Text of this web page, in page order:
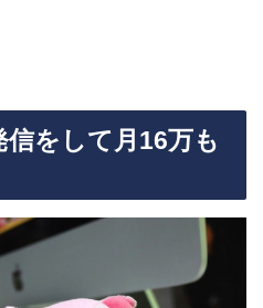
をして月16万も